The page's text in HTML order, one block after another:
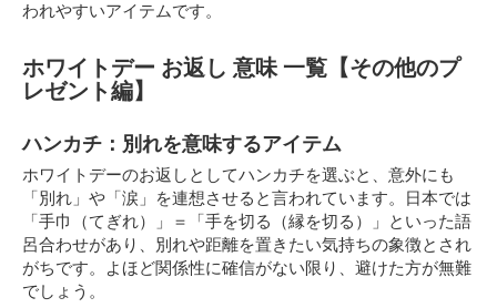
われやすいアイテムです。
ホワイトデー お返し 意味 一覧【その他のプ
レゼント編】
ハンカチ：別れを意味するアイテム
ホワイトデーのお返しとしてハンカチを選ぶと、意外にも
「別れ」や「涙」を連想させると言われています。日本では
「手巾（てぎれ）」＝「手を切る（縁を切る）」といった語
呂合わせがあり、別れや距離を置きたい気持ちの象徴とされ
がちです。よほど関係性に確信がない限り、避けた方が無難
でしょう。